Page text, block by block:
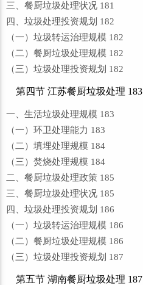
三、餐厨垃圾处理状况 181
四、垃圾处理投资规划 182
（一）垃圾转运治理规模 182
（二）餐厨垃圾处理规模 182
（三）垃圾处理投资规划 182
第四节 江苏餐厨垃圾处理 183
一、生活垃圾处理规模 183
（一）环卫处理能力 183
（二）填埋处理规模 184
（三）焚烧处理规模 184
二、餐厨垃圾处理政策 185
三、餐厨垃圾处理状况 185
四、垃圾处理投资规划 186
（一）垃圾转运治理规模 186
（二）餐厨垃圾处理规模 186
（三）垃圾处理投资规划 187
第五节 湖南餐厨垃圾处理 187